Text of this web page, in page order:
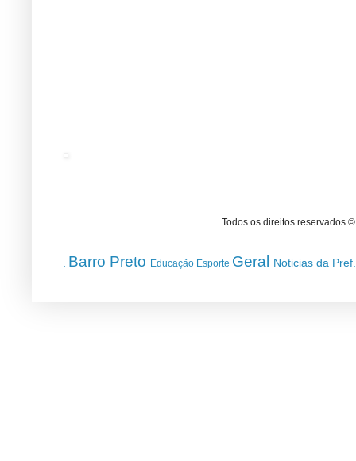
Todos os direitos reservados
Barro Preto Educação Esporte Geral Noticias da